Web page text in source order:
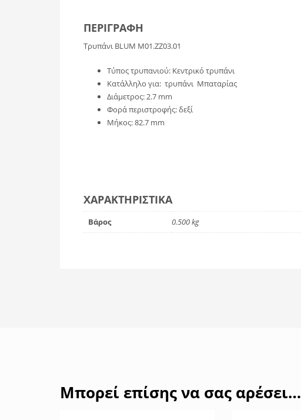
ΠΕΡΙΓΡΑΦΉ
Τρυπάνι BLUM M01.ZZ03.01
Τύπος τρυπανιού: Κεντρικό τρυπάνι
Κατάλληλο για: τρυπάνι Μπαταρίας
Διάμετρος: 2.7 mm
Φορά περιστροφής: δεξί
Μήκος: 82.7 mm
ΧΑΡΑΚΤΗΡΙΣΤΙΚΆ
Βάρος 0.500 kg
Μπορεί επίσης να σας αρέσει…